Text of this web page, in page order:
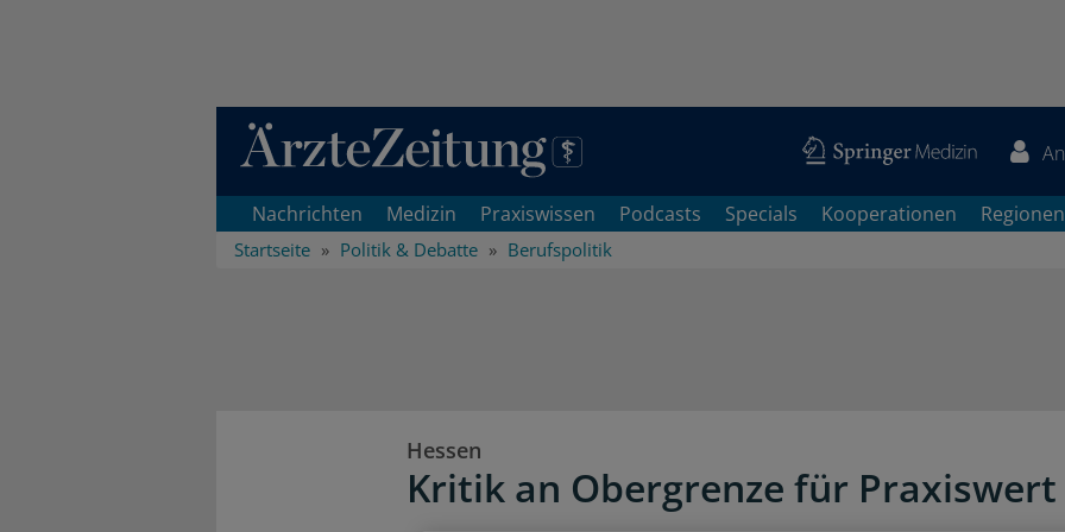
Direkt zum Inhaltsbereich
Nachrichten Medizin Praxiswissen Podcasts Specials Kooperationen Regionen
Startseite Politik & Debatte Berufspolitik
Hessen
Kritik an Obergrenze für Praxiswert